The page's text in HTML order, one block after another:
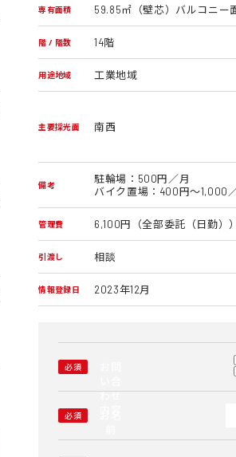
専有面積 59.85㎡（壁芯）バルコニー
階 / 階数 14階
用途地域 工業地域
主要採光面 南西
備考
駐輪場：500円／月
バイク置場：400円～1,000
管理費 6,100円（全部委託（日勤））
引渡し 相談
情報登録日 2023年12月
必須
わせ
必須